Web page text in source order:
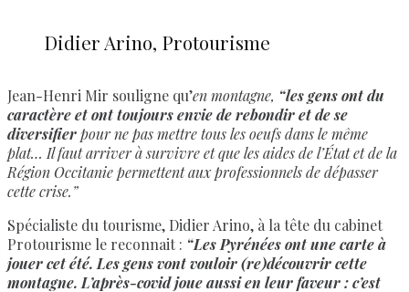
Didier Arino, Protourisme
Jean-Henri Mir souligne qu’en montagne, “les gens ont du
caractère et ont toujours envie de rebondir et de se
diversifierpour ne pas mettre tous les oeufs dans le même
plat… Il faut arriver à survivre et que les aides de l’État et de la
Région Occitanie permettent aux professionnels de dépasser
cette crise.”
Spécialiste du tourisme, Didier Arino, à la tête du cabinet
Protourisme le reconnait : “Les Pyrénées ont une carte à
jouer cet été. Les gens vont vouloir (re)découvrir cette
montagne. L’après-covid joue aussi en leur faveur : c’est